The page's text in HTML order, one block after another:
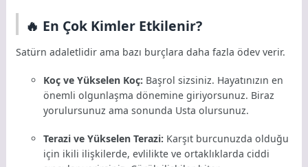
🔥 En Çok Kimler Etkilenir?
Satürn adaletlidir ama bazı burçlara daha fazla ödev verir.
Koç ve Yükselen Koç: Başrol sizsiniz. Hayatınızın en
önemli olgunlaşma dönemine giriyorsunuz. Biraz
yorulursunuz ama sonunda Usta olursunuz.
Terazi ve Yükselen Terazi: Karşıt burcunuzda olduğu
için ikili ilişkilerde, evlilikte ve ortaklıklarda ciddi